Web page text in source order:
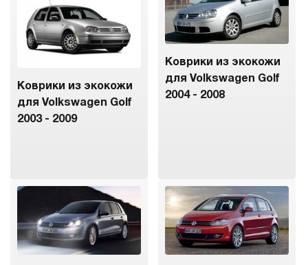
Коврики из экокожи
для Volkswagen Golf
2003 - 2009
Коврики из экокожи
для Volkswagen Golf
2004 - 2008